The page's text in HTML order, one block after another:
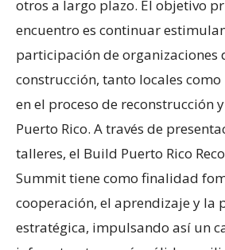
otros a largo plazo. El objetivo
encuentro es continuar
participación de organizaciones
construcción, tanto locales
en el proceso de reconstrucción
Puerto Rico. A través de
talleres, el Build Puerto Rico
Summit tiene como finalidad
cooperación, el aprendizaje y la
estratégica, impulsando así un